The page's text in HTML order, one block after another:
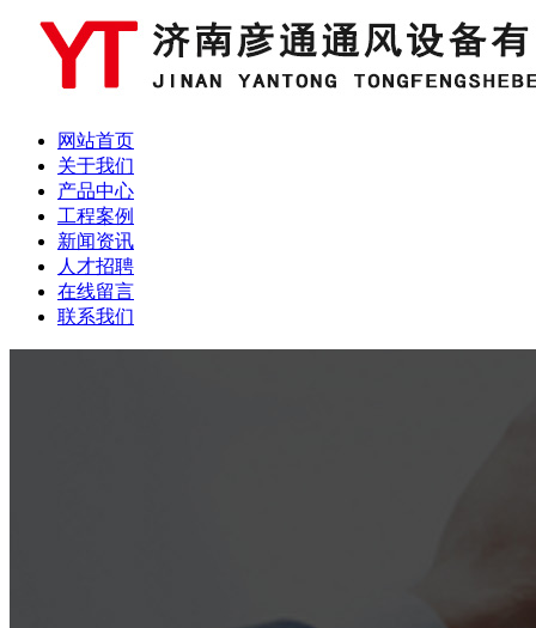
网站首页
关于我们
产品中心
工程案例
新闻资讯
人才招聘
在线留言
联系我们